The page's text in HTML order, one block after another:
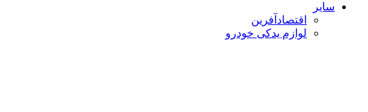
سایر
اقتصادآفرین
لوازم یدکی خودرو